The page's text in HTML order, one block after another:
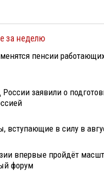
за неделю
пенсии
заявили о
вступающие в силу в
впервые пройдёт
форум